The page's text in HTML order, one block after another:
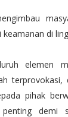
di
elemen
terprovokasi,
pihak
demi